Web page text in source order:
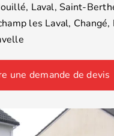
Laval, Saint-
les Laval, Changé,
une demande de devis